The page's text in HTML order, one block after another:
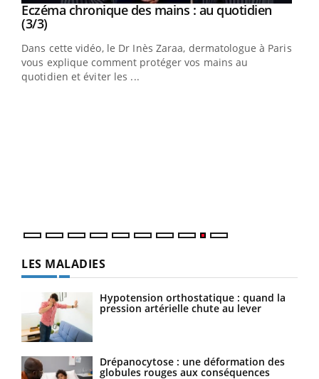
Youtube
Youtube
Eczéma chronique des mains : au quotidien
(3/3)Youtube
Dans cette vidéo, le Dr Inès Zaraa, dermatologue à Paris,
vous explique comment protéger vos mains au
quotidien et éviter les ...
LES MALADIES
Hypotension orthostatique : quand la
pression artérielle chute au lever
Drépanocytose : une déformation des
globules rouges aux conséquences